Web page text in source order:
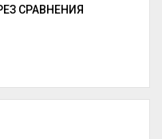
СРАВНЕНИЯ